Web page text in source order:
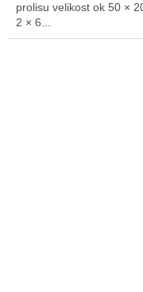
prolisu velikost ok 50 ×
2 × 6...